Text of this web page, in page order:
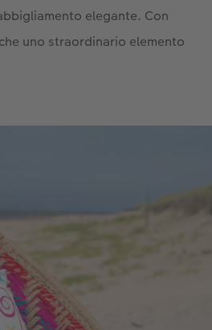
elegante. Con
uno straordinario elemento